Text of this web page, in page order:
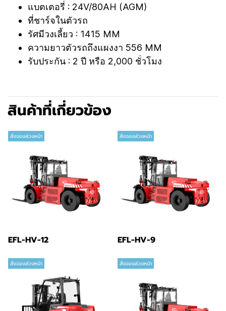
แบตเตอรี่ : 24V/80AH (AGM)
ที่ชาร์จในตัวรถ
รัศมีวงเลี้ยว : 1415 MM
ความยาวตัวรถถึงแผงงา 556 MM
รับประกัน : 2 ปี หรือ 2,000 ชั่วโมง
สินค้าที่เกี่ยวข้อง
สั่งจองล่วงหน้า
EFL-HV-12
สั่งจองล่วงหน้า
EFL-HV-9
สั่งจองล่วงหน้า สั่งจองล่วงหน้า